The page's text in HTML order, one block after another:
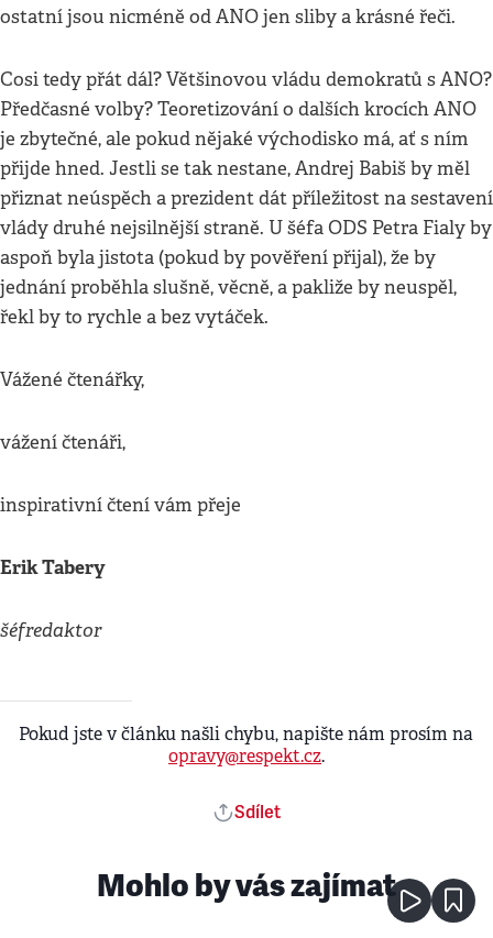
ostatní jsou nicméně od ANO jen sliby a krásné řeči.
Cosi tedy přát dál? Většinovou vládu demokratů s ANO?
Předčasné volby? Teoretizování o dalších krocích ANO
je zbytečné, ale pokud nějaké východisko má, ať s ním
přijde hned. Jestli se tak nestane, Andrej Babiš by měl
přiznat neúspěch a prezident dát příležitost na sestavení
vlády druhé nejsilnější straně. U šéfa ODS Petra Fialy by
aspoň byla jistota (pokud by pověření přijal), že by
jednání proběhla slušně, věcně, a pakliže by neuspěl,
řekl by to rychle a bez vytáček.
Vážené čtenářky,
vážení čtenáři,
inspirativní čtení vám přeje
Erik Tabery
šéfredaktor
Pokud jste v článku našli chybu, napište nám prosím na
opravy@respekt.cz.
Sdílet
Mohlo by vás zajímat